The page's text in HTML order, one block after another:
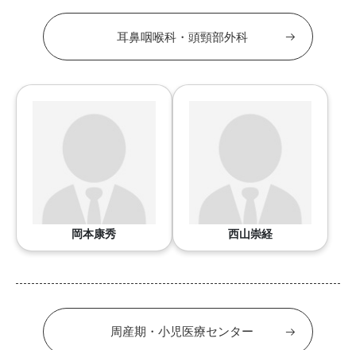
耳鼻咽喉科・頭頸部外科
岡本康秀 西山崇経
周産期・小児医療センター